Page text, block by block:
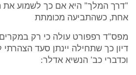
"דרך המלך" היא אם כך לשמוע את
אחת, כשהתביעה מכומתת
מפס"ד רפפורט עולה כי רק במקרים
דיון כך שתחילה יינתן סעד
וכדברי כב' הנשיא אדלר: